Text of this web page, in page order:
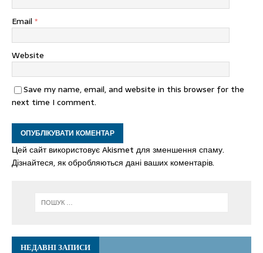
Email *
Website
Save my name, email, and website in this browser for the
next time I comment.
Цей сайт використовує Akismet для зменшення спаму.
Дізнайтеся, як обробляються дані ваших коментарів.
НЕДАВНІ ЗАПИСИ